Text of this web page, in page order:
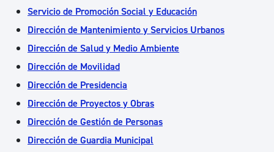
Servicio de Promoción Social y Educación
Dirección de Mantenimiento y Servicios Urbanos
Dirección de Salud y Medio Ambiente
Dirección de Movilidad
Dirección de Presidencia
Dirección de Proyectos y Obras
Dirección de Gestión de Personas
Dirección de Guardia Municipal